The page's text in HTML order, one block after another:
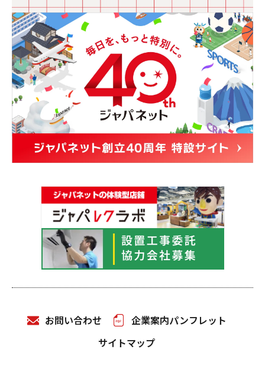
お問い合わせ
企業案内パンフレット
サイトマップ